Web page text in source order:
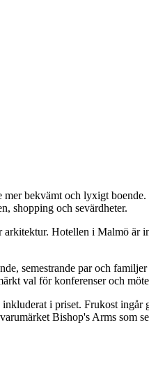
bekvämt och lyxigt
shopping och sevärdheter.
Hotellen i Malmö
semestrande par och
val för konferenser och
i priset. Frukost
Bishop's Arms som